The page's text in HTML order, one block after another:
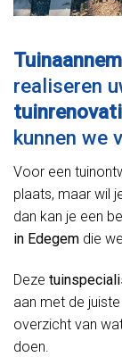
realiseren
kunnen we
Voor een
plaats, maar wil
dan kan je een
in Edegem die
Deze
aan met de
overzicht van
doen.